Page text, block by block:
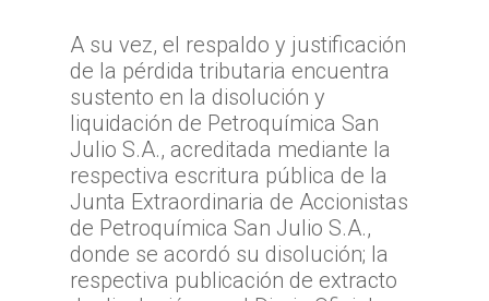
A su vez, el respaldo y justificación
de la pérdida tributaria encuentra
sustento en la disolución y
liquidación de Petroquímica San
Julio S.A., acreditada mediante la
respectiva escritura pública de la
Junta Extraordinaria de Accionistas
de Petroquímica San Julio S.A.,
donde se acordó su disolución; la
respectiva publicación de extracto